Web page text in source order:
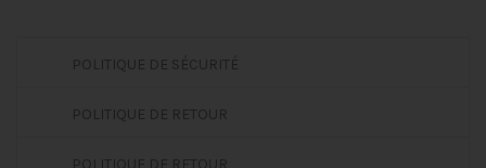
POLITIQUE DE SÉCURITÉ
POLITIQUE DE RETOUR
POLITIQUE DE RETOUR